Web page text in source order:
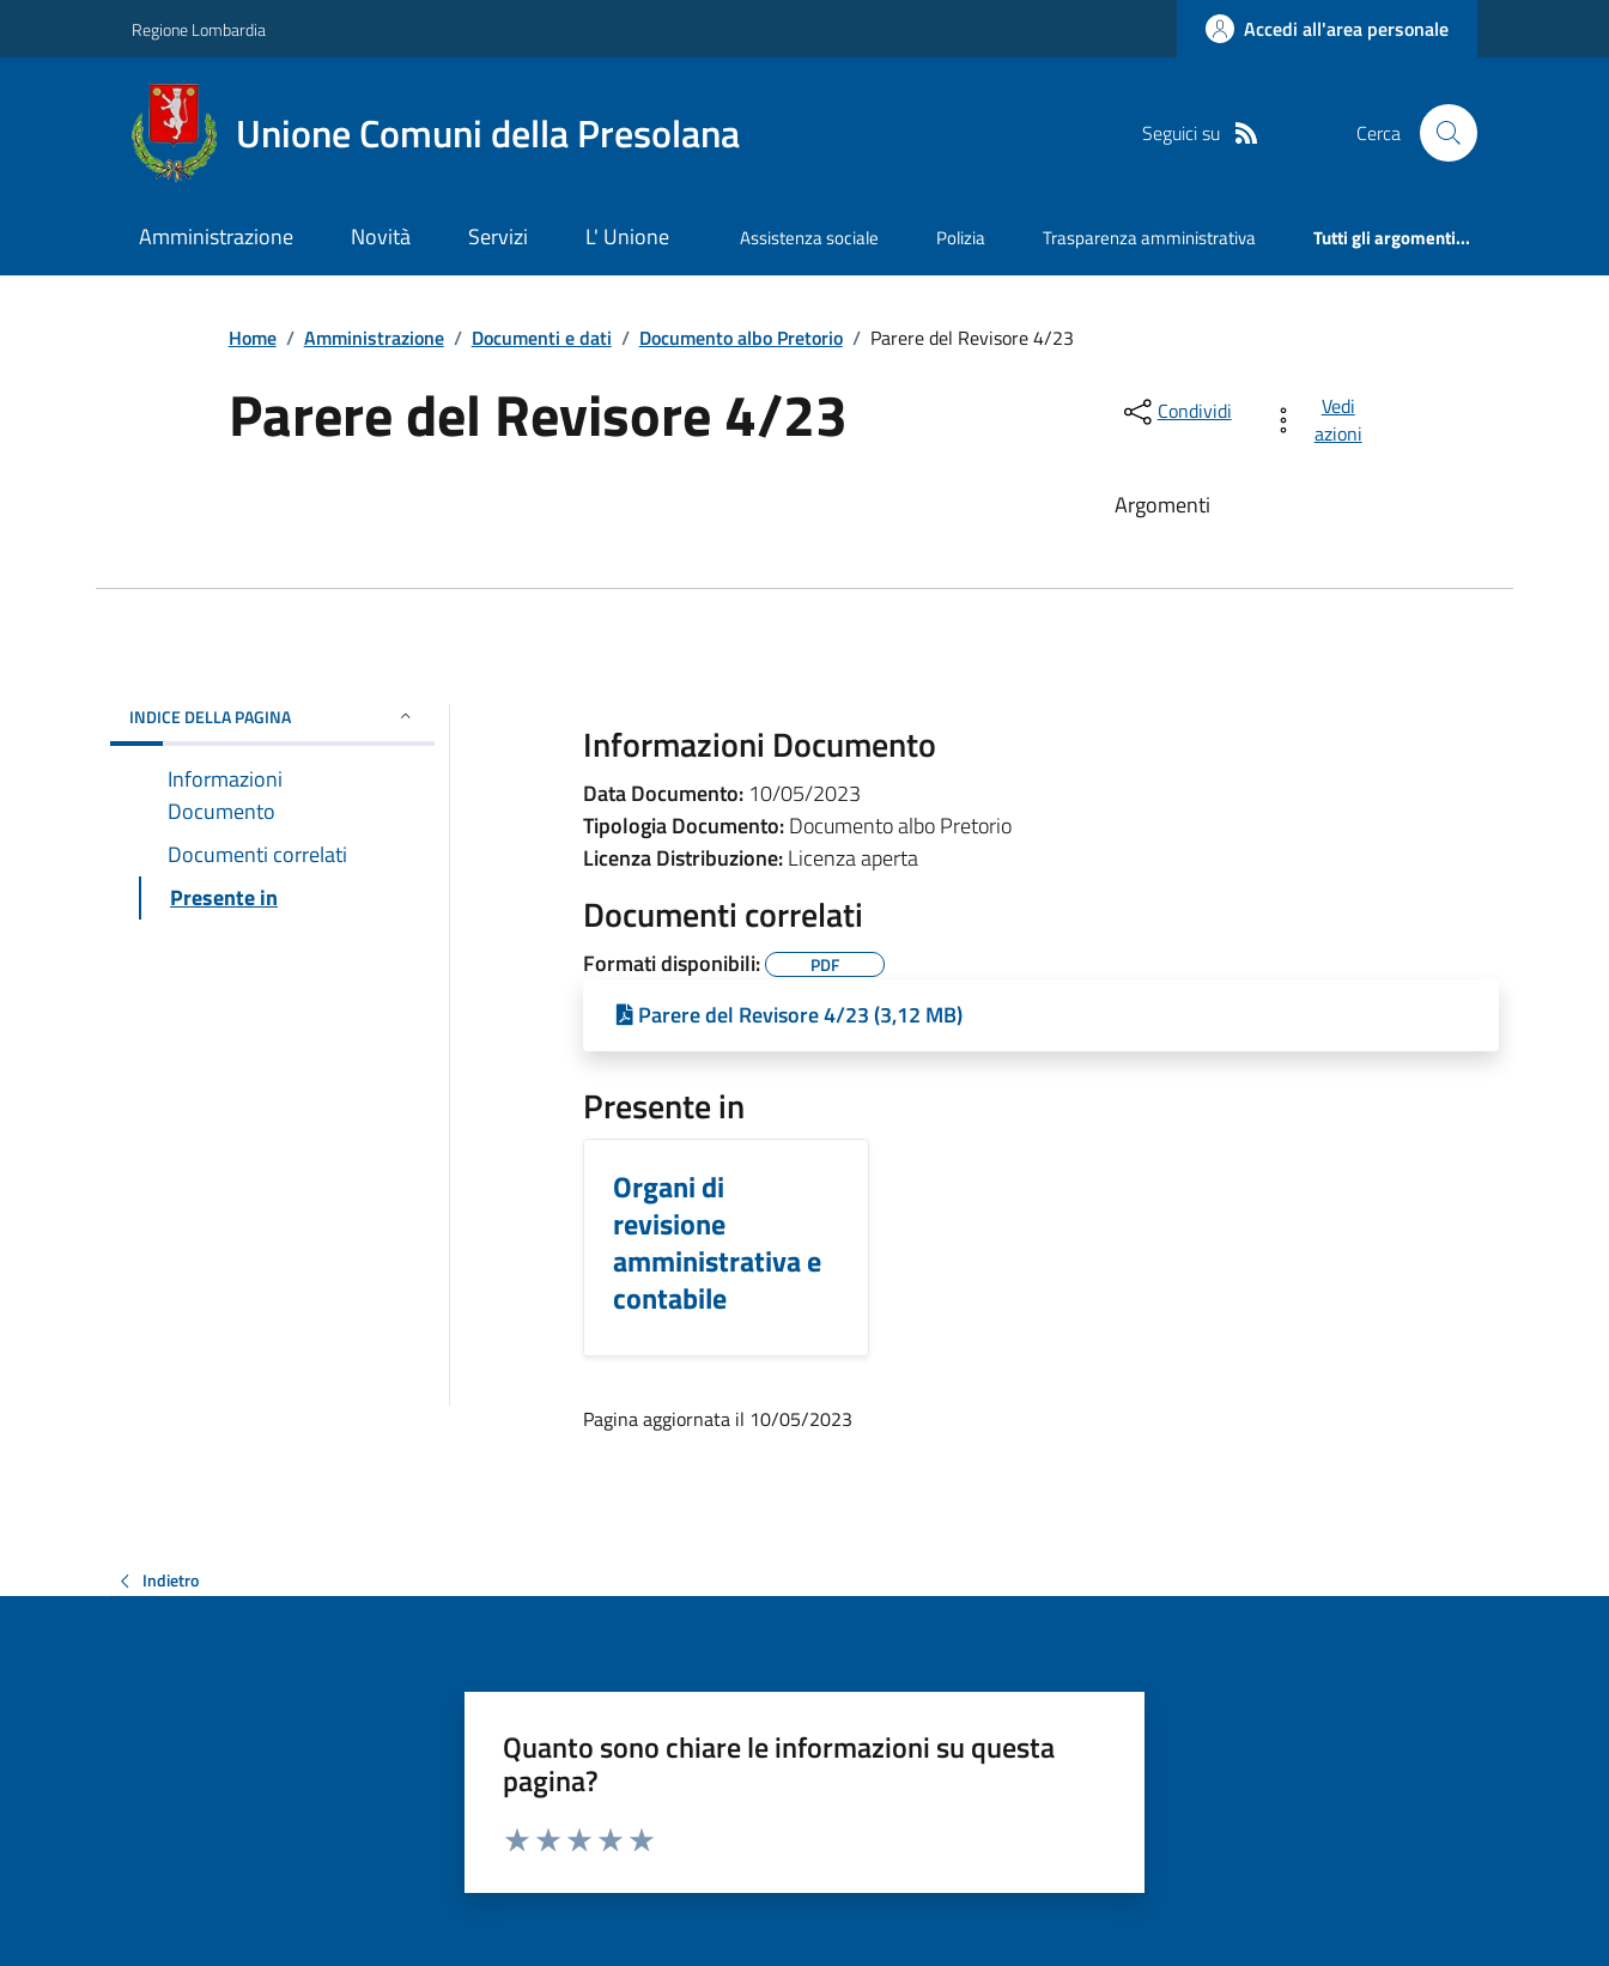
Regione Lombardia Accedi all'area personale
Unione Comuni della Presolana Seguici su Cerca
Amministrazione Novità Servizi L' Unione Assistenza sociale Polizia Trasparenza amministrativa Tutti gli argomenti...
Home / Amministrazione / Documenti e dati / Documento albo Pretorio / Parere del Revisore 4/23
Parere del Revisore 4/23 Condividi
Vedi
azioni
Argomenti
INDICE DELLA PAGINA
Informazioni
Documento
Documenti correlati
Presente in
Informazioni Documento
Data Documento:10/05/2023
Tipologia Documento:Documento albo Pretorio
Licenza Distribuzione:Licenza aperta
Documenti correlati
Formati disponibili: PDF
Parere del Revisore 4/23 (3,12 MB)
Presente in
Organi di
revisione
amministrativa e
contabile
Pagina aggiornata il 10/05/2023
Indietro
Quanto sono chiare le informazioni su questa
pagina?
Valuta da 1 a 5 stelle la pagina